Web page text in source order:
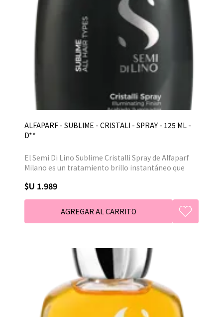
ALFAPARF - SUBLIME - CRISTALI - SPRAY - 125 ML -
D**
El Semi Di Lino Sublime Cristalli Spray de Alfaparf
Milano es un tratamiento brillo instantáneo que
humedad. Contiene Aceite de Semi di Lino y
Vitamina E.
$U 1.989